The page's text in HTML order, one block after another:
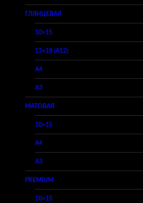
ГЛЯНЦЕВАЯ
10×15
13×18 (A12)
A4
A3
МАТОВАЯ
10×15
A4
A3
PREMIUM
10×15